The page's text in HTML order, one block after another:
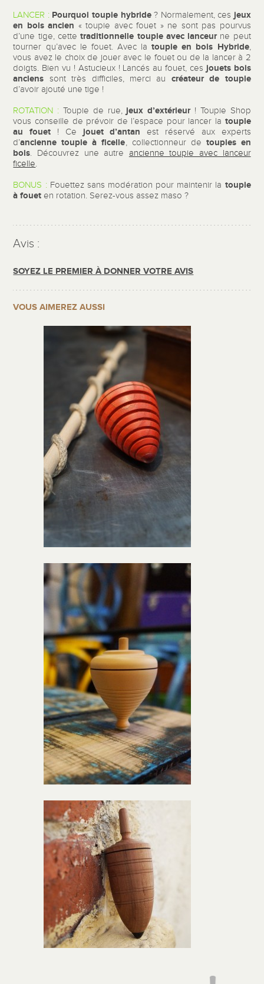
LANCER : Pourquoi toupie hybride? Normalement, ces jeux
en bois ancien « toupie avec fouet » ne sont pas pourvus
d’une tige, cettetraditionnelle toupie avec lanceurne peut
tourner qu’avec le fouet. Avec latoupie en bois Hybride,
vous avez le choix de jouer avec le fouet ou de la lancer à 2
doigts. Bien vu ! Astucieux ! Lancés au fouet, ces jouets bois
anciens sont très difficiles, merci au créateur de toupie
d’avoir ajouté une tige !
ROTATION : Toupie de rue,jeux d’extérieur! Toupie Shop
vous conseille de prévoir de l’espace pour lancer la toupie
au fouet
! Ce jouet d’antanest réservé aux experts
d’ancienne toupie à ficelle, collectionneur de toupies en
bois. Découvrez une autre ancienne toupie avec lanceur
ficelle.
BONUS :Fouettez sans modération pour maintenir la toupie
à fouet en rotation. Serez-vous assez maso ?
Avis :
SOYEZ LE PREMIER À DONNER VOTRE AVIS
VOUS AIMEREZ AUSSI